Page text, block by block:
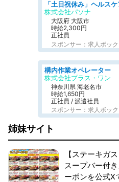
株式会社パソナ
大阪府 大阪市
時給2,300円
正社員
スポンサー：求人ボック
構内作業オペレーター
株式会社プラス・ワン
神奈川県 海老名市
時給1,650円
正社員 / 派遣社員
スポンサー：求人ボッ
姉妹サイト
【ステーキガ
スープバー付
ーポンを公式X